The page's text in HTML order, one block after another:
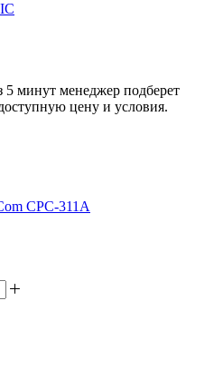
5 минут менеджер подберет
цену и условия.
CPC-311A